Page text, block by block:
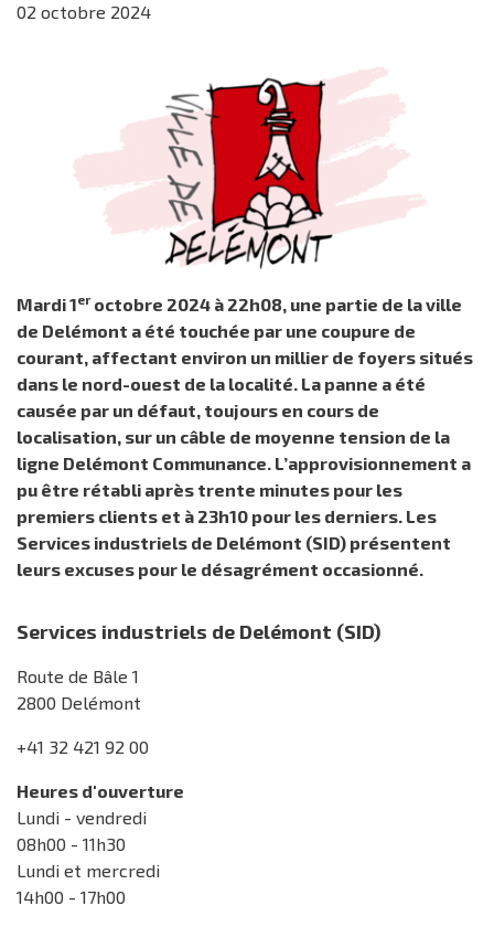
02 octobre 2024
Mardi 1eroctobre 2024 à 22h08, une partie de la ville
de Delémont a été touchée par une coupure de
courant, affectant environ un millier de foyers situés
dans le nord-ouest de la localité. La panne a été
causée par un défaut, toujours en cours de
localisation, sur un câble de moyenne tension de la
ligne Delémont Communance. L’approvisionnement a
pu être rétabli après trente minutes pour les
premiers clients et à 23h10 pour les derniers. Les
Services industriels de Delémont (SID) présentent
leurs excuses pour le désagrément occasionné.
Services industriels de Delémont (SID)
Route de Bâle 1
2800 Delémont
+41 32 421 92 00
Heures d'ouverture
Lundi - vendredi
08h00 - 11h30
Lundi et mercredi
14h00 - 17h00